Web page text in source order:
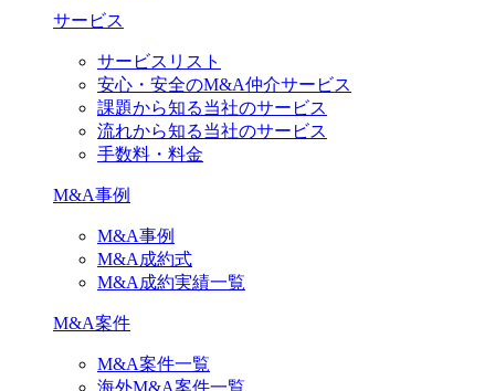
サービス
サービスリスト
安心・安全のM&A仲介サービス
課題から知る当社のサービス
流れから知る当社のサービス
手数料・料金
M&A事例
M&A事例
M&A成約式
M&A成約実績一覧
M&A案件
M&A案件一覧
海外M&A案件一覧